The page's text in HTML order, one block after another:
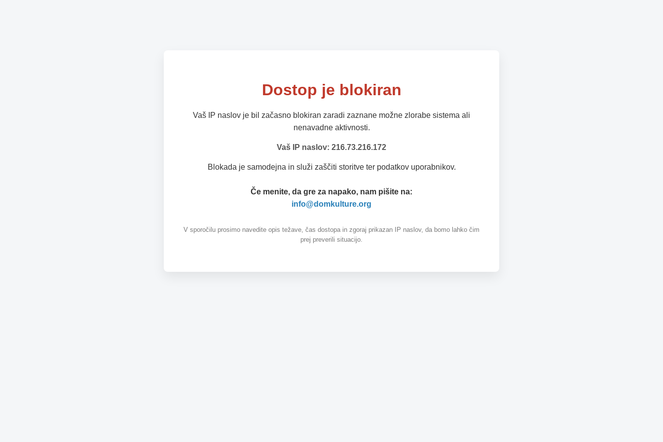
Dostop je blokiran
Vaš IP naslov je bil začasno blokiran zaradi zaznane možne zlorabe sistema ali
nenavadne aktivnosti.
Vaš IP naslov: 216.73.216.172
Blokada je samodejna in služi zaščiti storitve ter podatkov uporabnikov.
Če menite, da gre za napako, nam pišite na:
info@domkulture.org
V sporočilu prosimo navedite opis težave, čas dostopa in zgoraj prikazan IP naslov, da bomo lahko čim
prej preverili situacijo.